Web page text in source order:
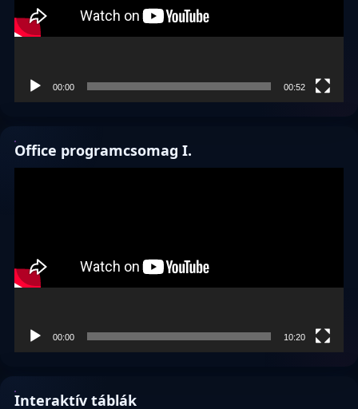
00:00 00:52
Office programcsomag I.
00:00 10:20
Interaktív táblák